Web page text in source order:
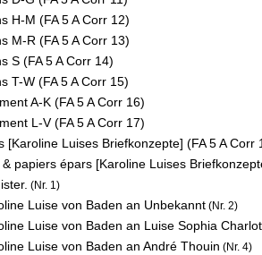
H-M (FA 5 A Corr 12)
M-R (FA 5 A Corr 13)
S (FA 5 A Corr 14)
T-W (FA 5 A Corr 15)
A-K (FA 5 A Corr 16)
L-V (FA 5 A Corr 17)
[Karoline Luises Briefkonzepte] (FA 5 A Corr
papiers épars [Karoline Luises
(Nr. 1)
Luise von Baden an Unbekannt (Nr. 2)
Luise von Baden an Luise Sophia
Luise von Baden an André Thouin (Nr. 4)